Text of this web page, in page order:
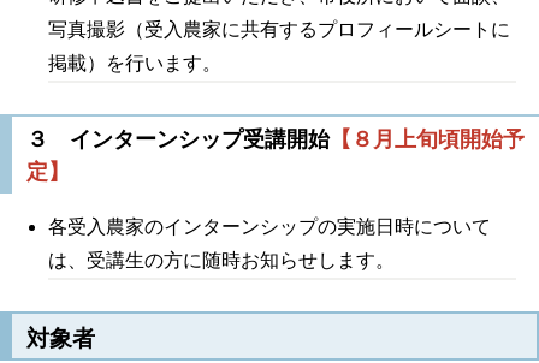
写真撮影（受入農家に共有するプロフィールシートに
掲載）を行います。
３ インターンシップ受講開始【８月上旬頃開始予
定】
各受入農家のインターンシップの実施日時について
は、受講生の方に随時お知らせします。
対象者